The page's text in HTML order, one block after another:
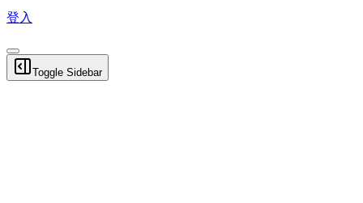
登入
Toggle Sidebar